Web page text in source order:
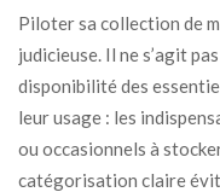
Piloter sa collection de
judicieuse. Il ne s’agit
disponibilité des
leur usage : les
ou occasionnels à
catégorisation claire